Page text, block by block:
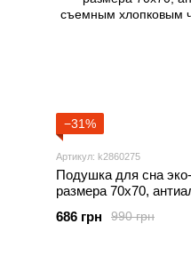
−31%
Артикул: k2860275
Подушка для сна
размера 70х70,
990 грн
686 грн